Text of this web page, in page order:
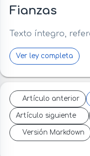
Fianzas
Texto íntegro,
Ver ley completa
Artículo anterior
Artículo siguiente
Versión Markdown